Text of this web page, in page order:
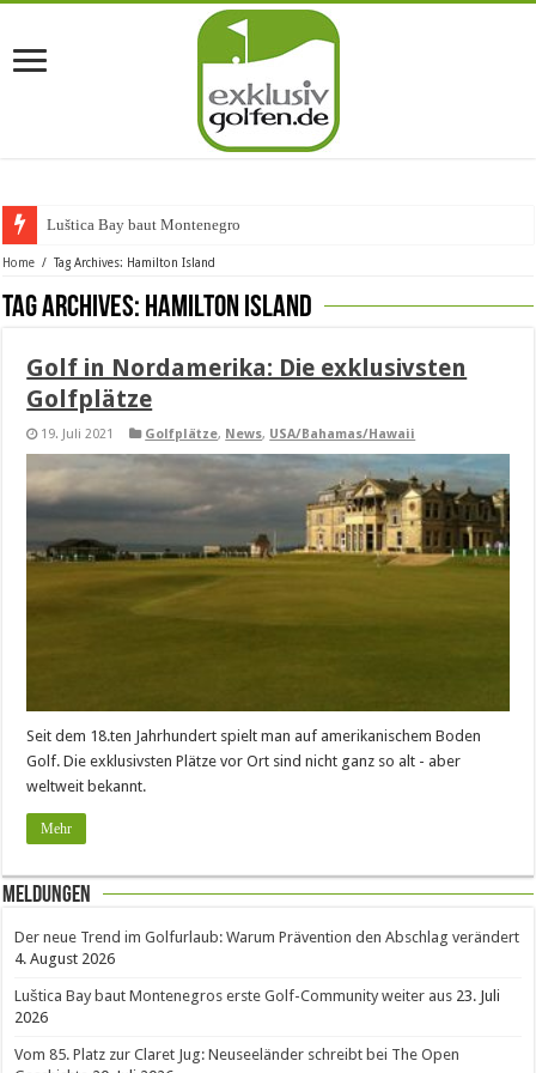
Luštica Bay baut Montenegros erst
Home / Tag Archives: Hamilton Island
Tag Archives: Hamilton Island
Golf in Nordamerika: Die exklusivsten
Golfplätze
19. Juli 2021 Golfplätze, News, USA/Bahamas/Hawaii
Seit dem 18.ten Jahrhundert spielt man auf amerikanischem Boden
Golf. Die exklusivsten Plätze vor Ort sind nicht ganz so alt - aber
weltweit bekannt.
Mehr
Meldungen
Der neue Trend im Golfurlaub: Warum Prävention den Abschlag verändert
4. August 2026
Luštica Bay baut Montenegros erste Golf-Community weiter aus 23. Juli
2026
Vom 85. Platz zur Claret Jug: Neuseeländer schreibt bei The Open